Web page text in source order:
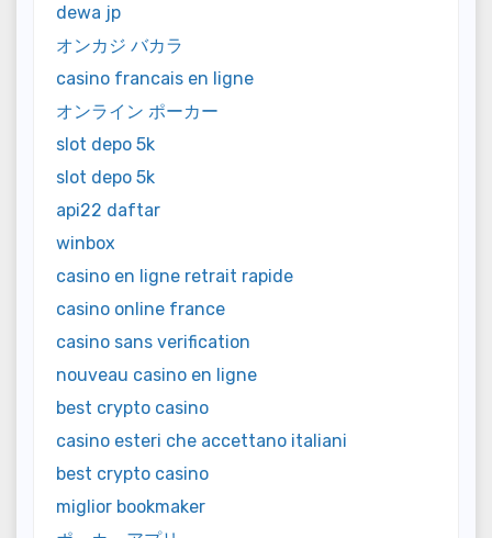
dewa jp
オンカジ バカラ
casino francais en ligne
オンライン ポーカー
slot depo 5k
slot depo 5k
api22 daftar
winbox
casino en ligne retrait rapide
casino online france
casino sans verification
nouveau casino en ligne
best crypto casino
casino esteri che accettano italiani
best crypto casino
miglior bookmaker